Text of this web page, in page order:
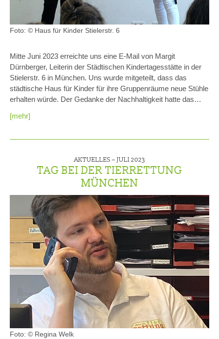
Foto: © Haus für Kinder Stielerstr. 6
Mitte Juni 2023 erreichte uns eine E-Mail von Margit
Dürnberger, Leiterin der Städtischen Kindertagesstätte in der
Stielerstr. 6 in München. Uns wurde mitgeteilt, dass das
städtische Haus für Kinder für ihre Gruppenräume neue Stühle
erhalten würde. Der Gedanke der Nachhaltigkeit hatte das…
[mehr]
AKTUELLES – JULI 2023
TAG BEI DER TIERRETTUNG
MÜNCHEN
Foto: © Regina Welk